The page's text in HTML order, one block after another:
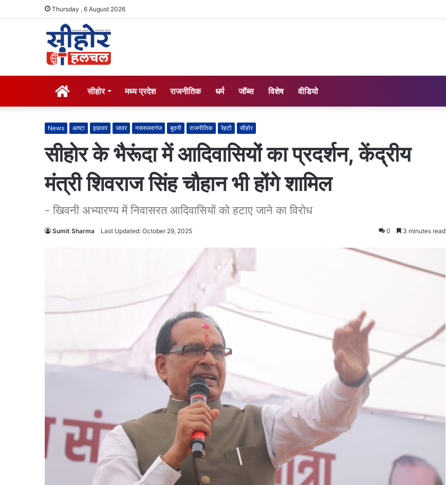
Thursday , 6 August 2026
सीहोर मध्य प्रदेश राजनीतिक धर्म जॉब्स विशेष वीडियो
News आष्टा इछावर जावर नसरुल्लागंज बुदनी राजनीतिक रेहटी सीहोर
सीहोर के भैरूंदा में आदिवासियों का प्रदर्शन, केंद्रीय
मंत्री शिवराज सिंह चौहान भी होंगे शामिल
- खिवनी अभ्यारण्य में निवासरत आदिवासियों को हटाए जाने का विरोध
Sumit Sharma Last Updated: October 29, 2025 0 3 minutes read